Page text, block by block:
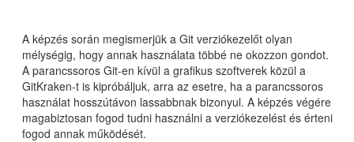
A képzés során megismerjük a Git verziókezelőt olyan
mélységig, hogy annak használata többé ne okozzon gondot.
A parancssoros Git-en kívül a grafikus szoftverek közül a
GitKraken-t is kipróbáljuk, arra az esetre, ha a parancssoros
használat hosszútávon lassabbnak bizonyul. A képzés végére
magabiztosan fogod tudni használni a verziókezelést és érteni
fogod annak működését.